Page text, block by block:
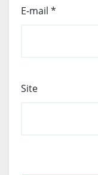
E-mail *
Site